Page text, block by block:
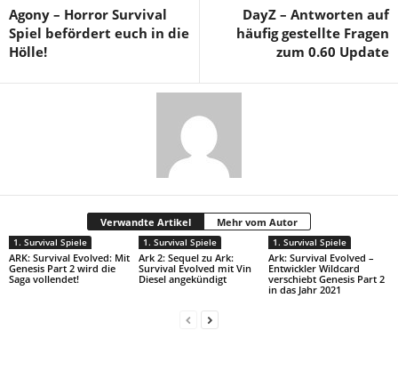
Agony – Horror Survival
Spiel befördert euch in die
Hölle!
DayZ – Antworten auf
häufig gestellte Fragen
zum 0.60 Update
Verwandte Artikel Mehr vom Autor
1. Survival Spiele
ARK: Survival Evolved: Mit
Genesis Part 2 wird die
Saga vollendet!
1. Survival Spiele
Ark 2: Sequel zu Ark:
Survival Evolved mit Vin
Diesel angekündigt
1. Survival Spiele
Ark: Survival Evolved –
Entwickler Wildcard
verschiebt Genesis Part 2
in das Jahr 2021